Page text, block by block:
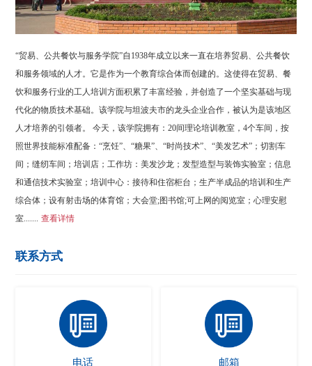
“贸易、公共餐饮与服务学院”自1938年成立以来一直在培养贸易、公共餐饮
和服务领域的人才。它是作为一个教育综合体而创建的。这使得在贸易、餐
饮和服务行业的工人培训方面积累了丰富经验，并创造了一个坚实基础与现
代化的物质技术基础。该学院与坦波夫市的龙头企业合作，被认为是该地区
人才培养的引领者。 今天，该学院拥有：20间理论培训教室，4个车间，按
照世界技能标准配备：“烹饪”、“糖果”、“时尚技术”、“美发艺术”；切割车
间；缝纫车间；培训店；工作坊：美发沙龙；发型造型与装饰实验室；信息
和通信技术实验室；培训中心：接待和住宿柜台；生产半成品的培训和生产
综合体；设有射击场的体育馆；大会堂;图书馆;可上网的阅览室；心理安慰
室....... 查看详情
联系方式
电话 邮箱